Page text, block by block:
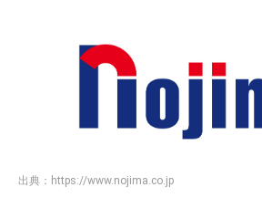
出典： https://www.nojima.co.jp